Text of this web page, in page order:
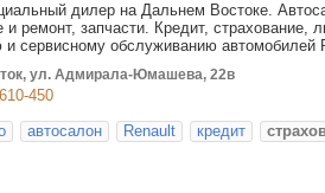
дилер на Дальнем Востоке.
и ремонт, запчасти. Кредит,
и сервисному обслуживанию автомобилей
ул. Адмирала-Юмашева, 22в
450
автосалон Renault кредит